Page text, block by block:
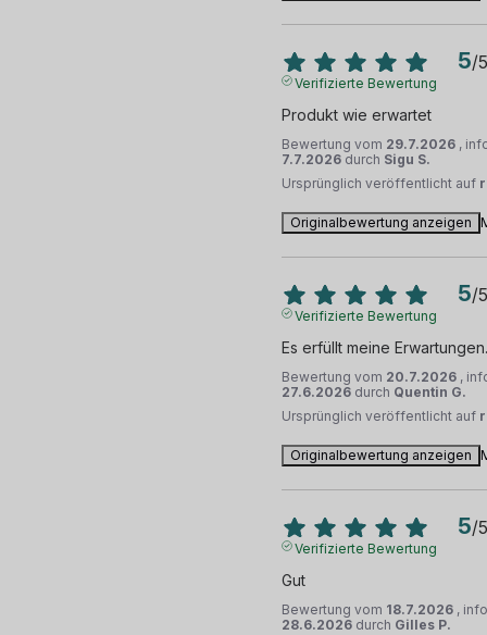
5/5
Verifizierte Bewertung
Produkt wie erwartet
Bewertung vom 29.7.2026 ,
7.7.2026 durch Sigu S.
Ursprünglich veröffentlicht auf
Originalbewertung anzeigen
5/5
Verifizierte Bewertung
Es erfüllt meine Erwartungen.
Bewertung vom 20.7.2026 ,
27.6.2026 durch Quentin G.
Ursprünglich veröffentlicht auf
Originalbewertung anzeigen
5/5
Verifizierte Bewertung
Gut
Bewertung vom 18.7.2026 ,
28.6.2026 durch Gilles P.